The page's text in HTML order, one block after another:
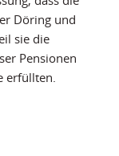
Döring und
sie die
Pensionen
erfüllten.